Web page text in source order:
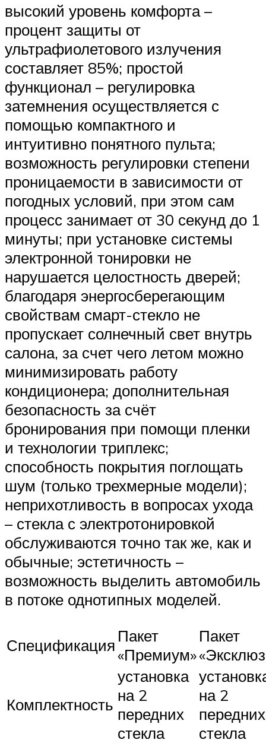
высокий уровень комфорта –
процент защиты от
ультрафиолетового излучения
составляет 85%; простой
функционал – регулировка
затемнения осуществляется с
помощью компактного и
интуитивно понятного пульта;
возможность регулировки степени
проницаемости в зависимости от
погодных условий, при этом сам
процесс занимает от 30 секунд до 1
минуты; при установке системы
электронной тонировки не
нарушается целостность дверей;
благодаря энергосберегающим
свойствам смарт-стекло не
пропускает солнечный свет внутрь
салона, за счет чего летом можно
минимизировать работу
кондиционера; дополнительная
безопасность за счёт
бронирования при помощи пленки
и технологии триплекс;
способность покрытия поглощать
шум (только трехмерные модели);
неприхотливость в вопросах ухода
– стекла с электротонировкой
обслуживаются точно так же, как и
обычные; эстетичность –
возможность выделить автомобиль
в потоке однотипных моделей.
Спецификация Пакет
«Премиум»
Пакет
Комплектность
установка
на 2
передних
стекла
на 2
передних
стекла